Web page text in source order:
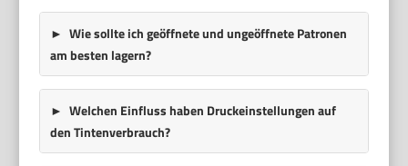
Wie sollte ich geöffnete und ungeöffnete Patronen
am besten lagern?
Welchen Einfluss haben Druckeinstellungen auf
den Tintenverbrauch?